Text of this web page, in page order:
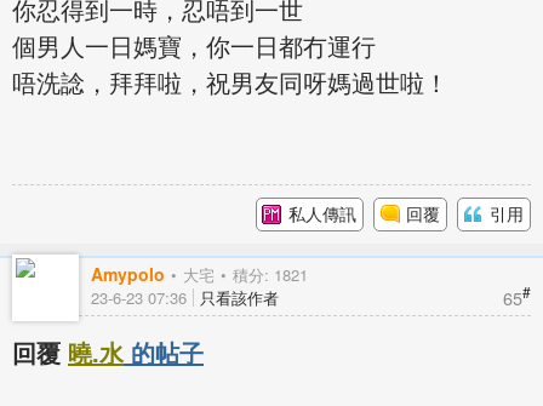
你忍得到一時，忍唔到一世
個男人一日媽寶，你一日都冇運行
唔洗諗，拜拜啦，祝男友同呀媽過世啦！
私人傳訊 回覆 引用
Amypolo 大宅 積分: 1821
65#
23-6-23 07:36 只看該作者
回覆 曉.水的帖子